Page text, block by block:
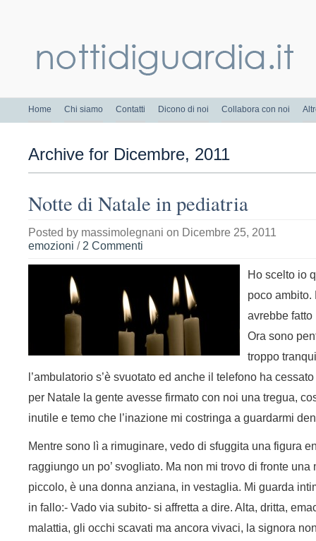
Home Chi siamo Contatti Dicono di noi Collabora con noi
Archive for Dicembre, 2011
Notte di Natale in pediatria
Posted by massimolegnani on Dicembre 25, 2011
emozioni / 2 Commenti
Ho scelto io
poco ambito.
avrebbe
Ora sono
troppo
l’ambulatorio s’è svuotato ed anche il telefono ha
per Natale la gente avesse firmato con noi una tregua,
inutile e temo che l’inazione mi costringa a guardarmi
Mentre sono lì a rimuginare, vedo di sfuggita una figura
raggiungo un po’ svogliato. Ma non mi trovo di fronte
piccolo, è una donna anziana, in vestaglia. Mi guarda
in fallo:- Vado via subito- si affretta a dire. Alta, dritta,
malattia, gli occhi scavati ma ancora vivaci, la signora